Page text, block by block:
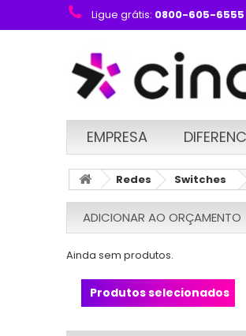
Ligue grátis: 0800-605-6555
EMPRESA
Redes Switches
ADICIONAR AO ORÇAMENTO
Ainda sem produtos.
Produtos selecionados